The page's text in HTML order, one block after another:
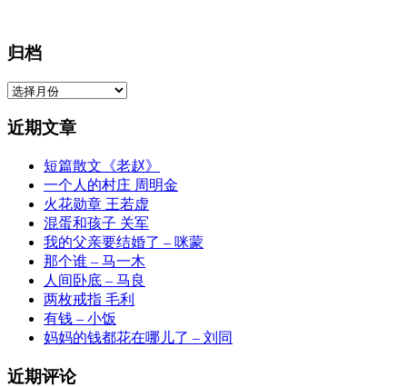
归档
归
近期文章
短篇散文《老赵》
一个人的村庄 周明金
火花勋章 王若虚
混蛋和孩子 关军
我的父亲要结婚了 – 咪蒙
那个谁 – 马一木
人间卧底 – 马良
两枚戒指 毛利
有钱 – 小饭
妈妈的钱都花在哪儿了 – 刘同
近期评论